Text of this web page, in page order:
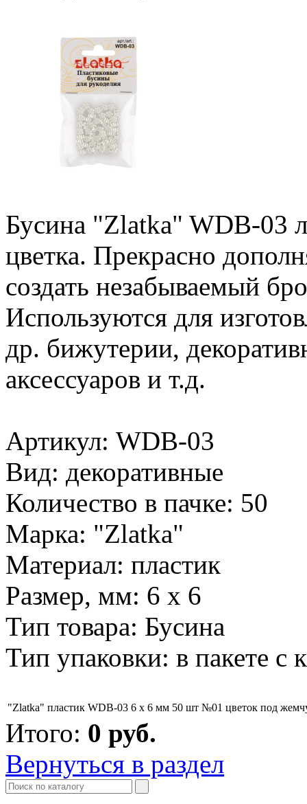
Бусина "Zlatka" WDB-03
цветка. Прекрасно
создать незабываемый
Используются для
др. бижутерии,
аксессуаров и т.д.
Артикул: WDB-03
Вид: декоративные
Количество в пачке: 50
Марка: "Zlatka"
Материал: пластик
Размер, мм: 6 x 6
Тип товара: Бусина
Тип упаковки: в пакете с
"Zlatka" пластик WDB-03 6 x 6 мм 50 шт №01 цветок под
Итого: 0 руб.
Вернуться в раздел